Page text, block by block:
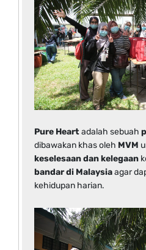
Pure Heartadalah sebuah
dibawakan khas oleh MVM
keselesaan dan kelegaan
bandar di Malaysiaagar
kehidupan harian.